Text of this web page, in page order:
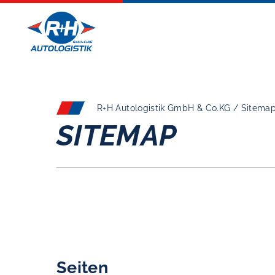
R+H Autologistik GmbH & Co.KG / Sitemap
SITEMAP
Seiten